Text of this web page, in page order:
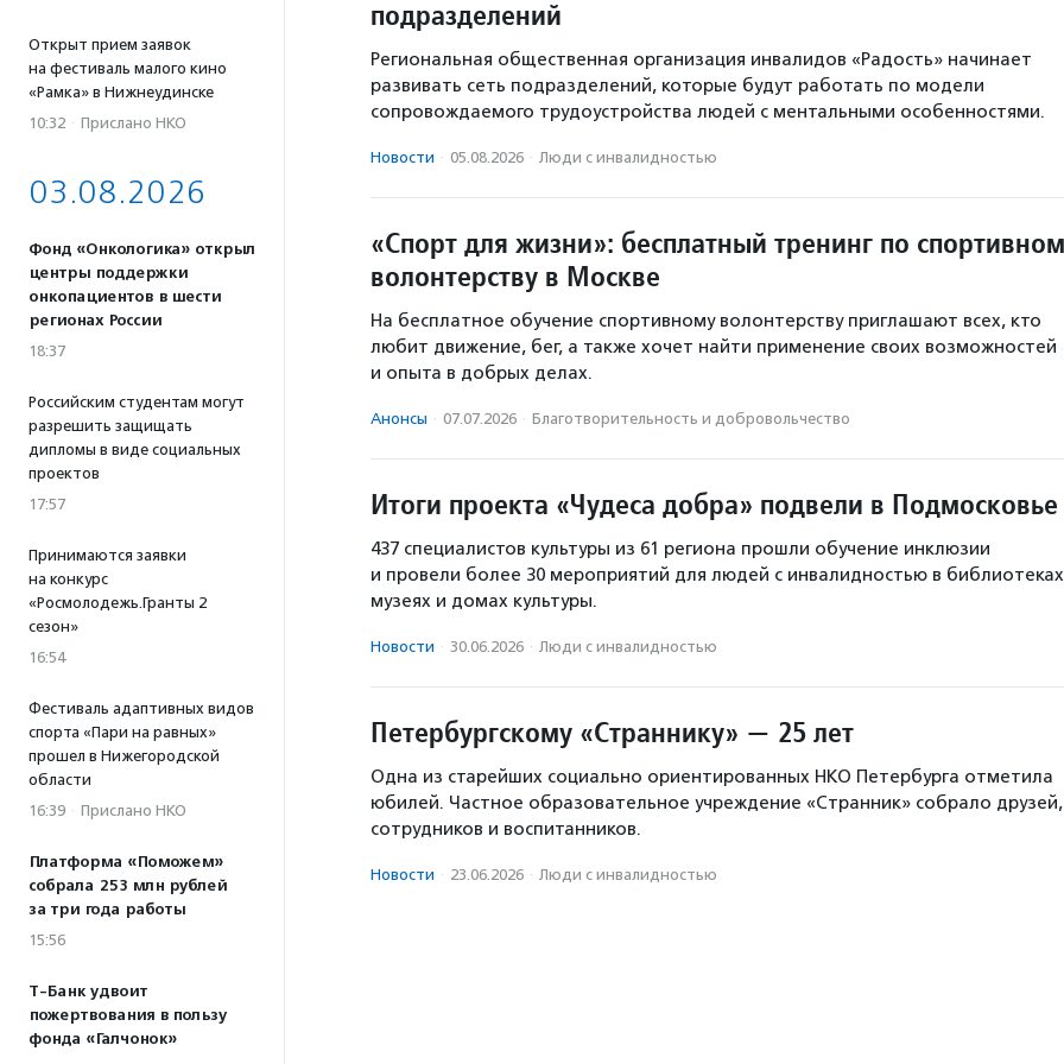
Открыт прием заявок
на фестиваль малого кино
«Рамка» в Нижнеудинске
10:32 · Прислано НКО
03.08.2026
Фонд «Онкологика» открыл
центры поддержки
онкопациентов в шести
регионах России
18:37
Российским студентам могут
разрешить защищать
дипломы в виде социальных
проектов
17:57
Принимаются заявки
на конкурс
«Росмолодежь.Гранты 2
сезон»
16:54
Фестиваль адаптивных видов
спорта «Пари на равных»
прошел в Нижегородской
области
16:39 · Прислано НКО
Платформа «Поможем»
собрала 253 млн рублей
за три года работы
15:56
Т-Банк удвоит
пожертвования в пользу
фонда «Галчонок»
подразделений
Региональная общественная организация инвалидов «Радость» начинает
развивать сеть подразделений, которые будут работать по модели
сопровождаемого трудоустройства людей с ментальными особенностями.
Новости · 05.08.2026 · Люди с инвалидностью
«Спорт для жизни»: бесплатный тренинг по
волонтерству в Москве
На бесплатное обучение спортивному волонтерству приглашают всех, кто
любит движение, бег, а также хочет найти применение своих возможностей
и опыта в добрых делах.
Анонсы · 07.07.2026 · Благотвори­тель­ность и доброволь­чест­во
Итоги проекта «Чудеса добра» подвели в Подмосковье
437 специалистов культуры из 61 региона прошли обучение инклюзии
и провели более 30 мероприятий для людей с инвалидностью в
музеях и домах культуры.
Новости · 30.06.2026 · Люди с инвалидностью
Петербургскому «Страннику» — 25 лет
Одна из старейших социально ориентированных НКО Петербурга отметила
юбилей. Частное образовательное учреждение «Странник» собрало друзей,
сотрудников и воспитанников.
Новости · 23.06.2026 · Люди с инвалидностью